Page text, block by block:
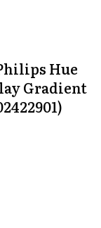
Hue
Gradient